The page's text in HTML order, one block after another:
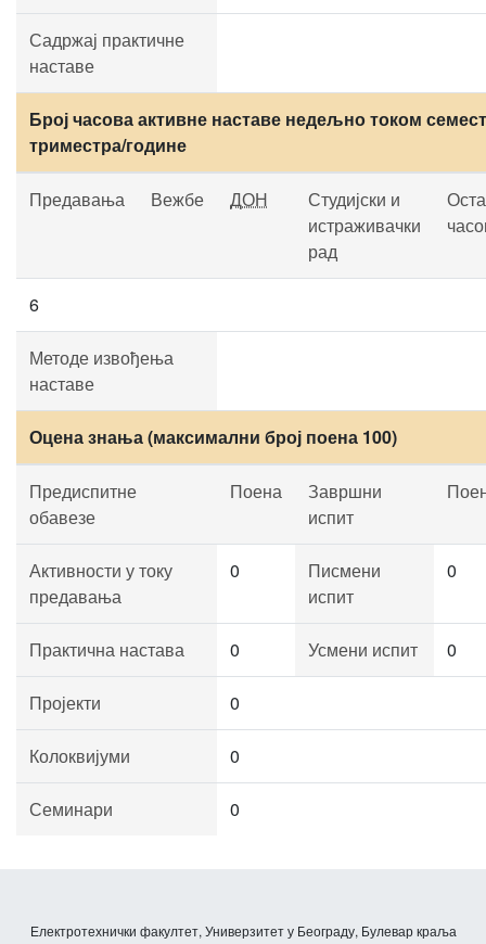
Садржај практичне
наставе
Број часова активне наставе недељно током
триместра/године
Предавања Вежбе ДОН
Студијски и
истраживачки
рад
6
Методе извођења
наставе
Оцена знања (максимални број поена 100)
Предиспитне
обавезе
Поена
Завршни
испит
Активности у току
предавања
0
Писмени
испит
0
Практична настава 0 Усмени испит 0
Пројекти 0
Колоквијуми 0
Семинари 0
Електротехнички факултет, Универзитет у Београду, Булевар краља